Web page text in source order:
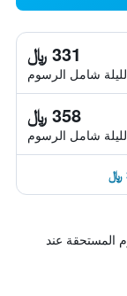
331 ﷼
شامل الرسوم
358 ﷼
شامل الرسوم
المستحقة عند